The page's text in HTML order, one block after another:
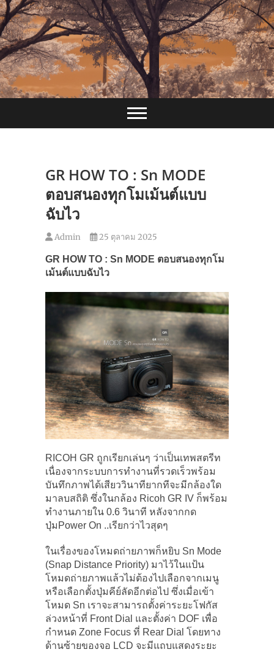
Skip
to
content
GR HOW TO : Sn MODE
ตอบสนองทุกโมเม้นต์แบบ
ฉับไว
Admin 25 ตุลาคม 2025
GR HOW TO : Sn MODE ตอบสนองทุกโม
เม้นต์แบบฉับไว
RICOH GR ถูกเรียกเล่นๆ ว่าเป็นเทพสตรีท
เนื่องจากระบบการทำงานที่รวดเร็วพร้อม
บันทึกภาพได้เสียววินาทียากทีจะมีกล้องใด
มาลบสถิติ ซึ่งในกล้อง Ricoh GR IV ก็พร้อม
ทำงานภายใน 0.6 วินาที หลังจากกด
ปุ่มPower On ..เรียกว่าไวสุดๆ
ในเรื่องของโหมดถ่ายภาพก็หยิบ Sn Mode
(Snap Distance Priority) มาไว้ในแป้น
โหมดถ่ายภาพแล้วไม่ต้องไปเลือกจากเมนู
หรือเลือกตั้งปุ่มคีย์ลัดอีกต่อไป ซึ่งเมื่อเข้า
โหมด Sn เราจะสามารถตั้งค่าระยะโฟกัส
ล่วงหน้าที่ Front Dial และตั้งค่า DOF เพื่อ
กำหนด Zone Focus ที่ Rear Dial โดยทาง
ด้านซ้ายของจอ LCD จะมีแถบแสดงระยะ